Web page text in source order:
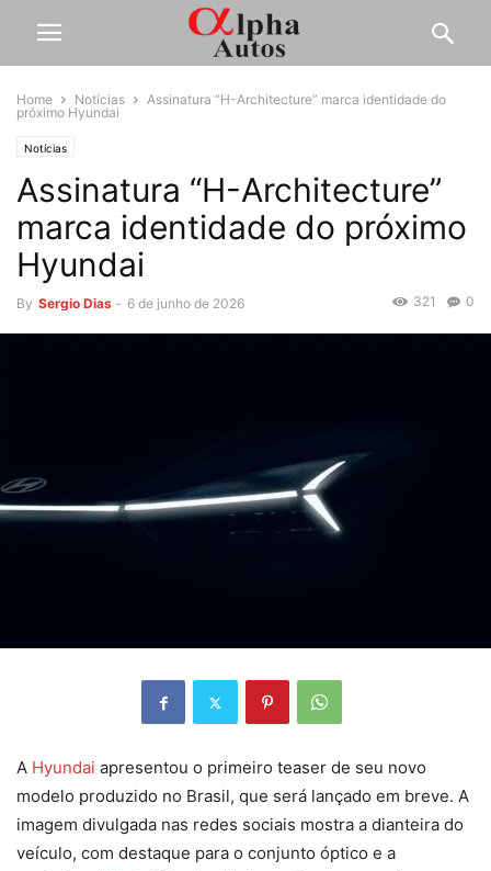
Home Notícias
Assinatura “H-Architecture” marca identidade do
próximo Hyundai
Notícias
Assinatura “H-Architecture”
marca identidade do próximo
Hyundai
By Sergio Dias - 6 de junho de 2026 0
321
A Hyundai apresentou o primeiro teaser de seu novo
modelo produzido no Brasil, que será lançado em breve. A
imagem divulgada nas redes sociais mostra a dianteira do
veículo, com destaque para o conjunto óptico e a